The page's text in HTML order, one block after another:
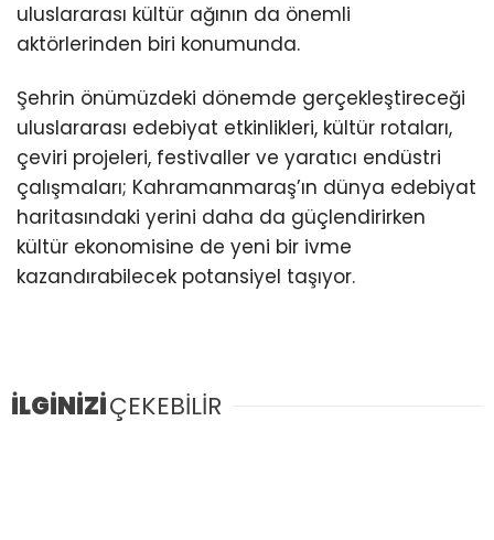
uluslararası kültür ağının da önemli
aktörlerinden biri konumunda.
Şehrin önümüzdeki dönemde gerçekleştireceği
uluslararası edebiyat etkinlikleri, kültür rotaları,
çeviri projeleri, festivaller ve yaratıcı endüstri
çalışmaları; Kahramanmaraş’ın dünya edebiyat
haritasındaki yerini daha da güçlendirirken
kültür ekonomisine de yeni bir ivme
kazandırabilecek potansiyel taşıyor.
İLGİNİZİÇEKEBİLİR